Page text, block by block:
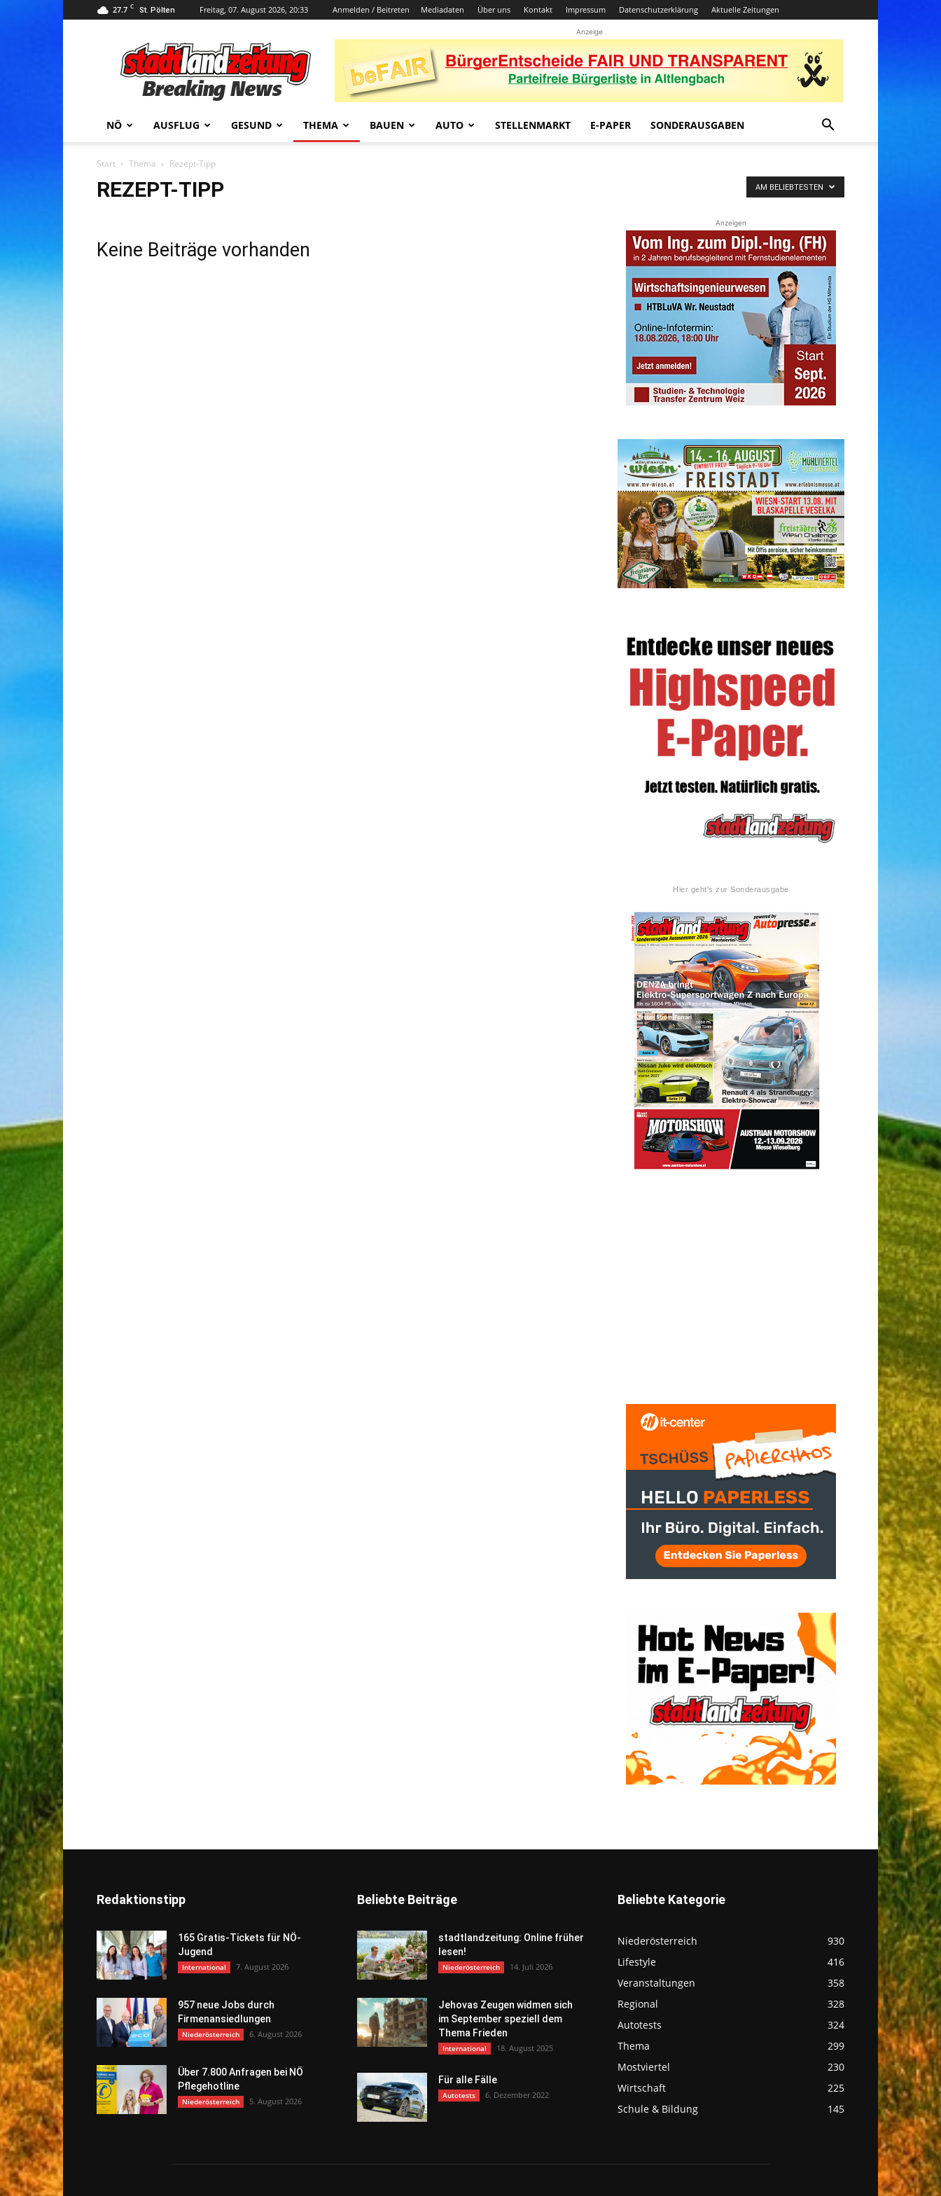
27.7 C St. Pölten Freitag, 07. August 2026, 20:33 Anmelden / Beitreten Mediadaten Über uns Kontakt Impressum Datenschutzerklärung Aktuelle Zeitungen
stadtlandzeitung
Anzeige
NÖ AUSFLUG GESUND THEMA BAUEN AUTO STELLENMARKT E-PAPER SONDERAUSGABEN
Start Thema Rezept-Tipp
REZEPT-TIPP AM BELIEBTESTEN
Keine Beiträge vorhanden
Anzeigen
Hier geht's zur Sonderausgabe
Redaktionstipp
165 Gratis-Tickets für NÖ-
Jugend
International 7. August 2026
957 neue Jobs durch
Firmenansiedlungen
Niederösterreich 6. August 2026
Über 7.800 Anfragen bei NÖ
Pflegehotline
Niederösterreich 5. August 2026
Beliebte Beiträge
stadtlandzeitung: Online früher
lesen!
Niederösterreich 14. Juli 2026
Jehovas Zeugen widmen sich
im September speziell dem
Thema Frieden
International 18. August 2025
Für alle Fälle
Autotests 6. Dezember 2022
Beliebte Kategorie
Niederösterreich
930
Lifestyle
416
Veranstaltungen
358
Regional
328
Autotests
324
Thema
299
Mostviertel
230
Wirtschaft
225
Schule & Bildung
145